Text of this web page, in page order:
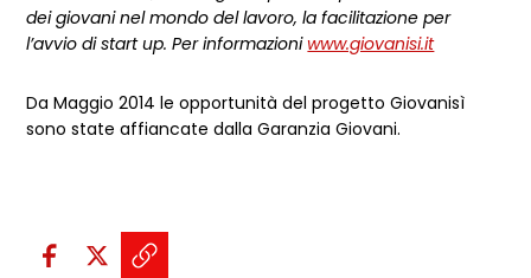
dei giovani nel mondo del lavoro, la facilitazione per
l’avvio di start up. Per informazioniwww.giovanisi.it
Da Maggio 2014 le opportunità del progetto Giovanisì
sono state affiancate dalla Garanzia Giovani.
Condividi sui social: